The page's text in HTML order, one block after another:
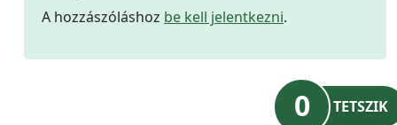
A hozzászóláshoz be kell jelentkezni.
0 TETSZIK